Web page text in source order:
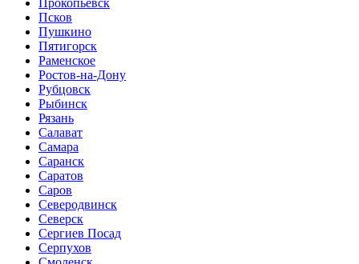
Псков
Пушкино
Пятигорск
Раменское
Ростов-на-Дону
Рубцовск
Рыбинск
Рязань
Салават
Самара
Саранск
Саратов
Саров
Северодвинск
Северск
Сергиев Посад
Серпухов